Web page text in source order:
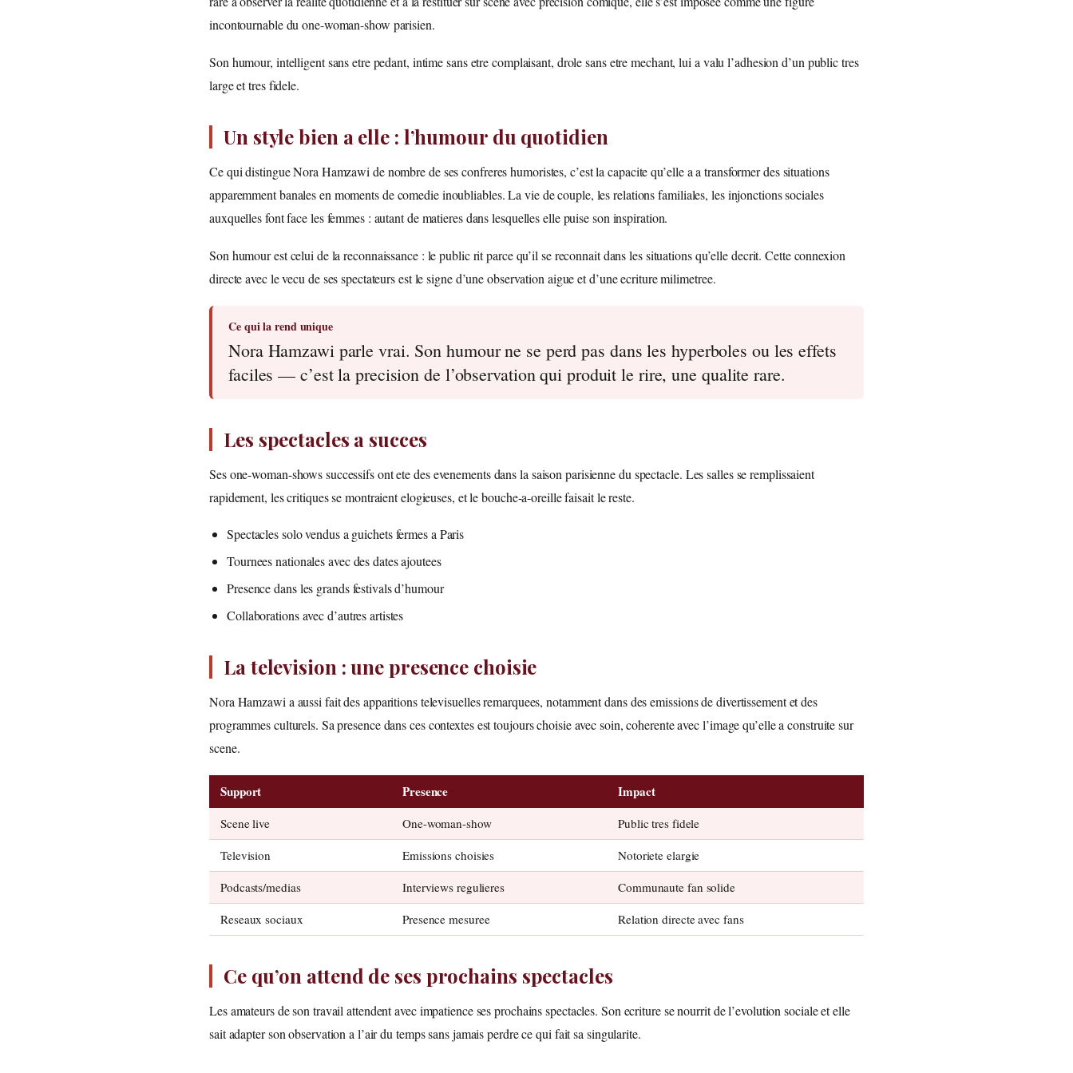
incontournable du one-woman-show parisien.
Son humour, intelligent sans etre pedant, intime sans etre complaisant, drole sans etre mechant, lui a valu l’adhesion d’un public tres
large et tres fidele.
Un style bien a elle : l’humour du quotidien
Ce qui distingue Nora Hamzawi de nombre de ses confreres humoristes, c’est la capacite qu’elle a a transformer des situations
apparemment banales en moments de comedie inoubliables. La vie de couple, les relations familiales, les injonctions sociales
auxquelles font face les femmes : autant de matieres dans lesquelles elle puise son inspiration.
Son humour est celui de la reconnaissance : le public rit parce qu’il se reconnait dans les situations qu’elle decrit. Cette connexion
directe avec le vecu de ses spectateurs est le signe d’une observation aigue et d’une ecriture milimetree.
Ce qui la rend unique
Nora Hamzawi parle vrai. Son humour ne se perd pas dans les hyperboles ou les effets
faciles — c’est la precision de l’observation qui produit le rire, une qualite rare.
Les spectacles a succes
Ses one-woman-shows successifs ont ete des evenements dans la saison parisienne du spectacle. Les salles se remplissaient
rapidement, les critiques se montraient elogieuses, et le bouche-a-oreille faisait le reste.
Spectacles solo vendus a guichets fermes a Paris
Tournees nationales avec des dates ajoutees
Presence dans les grands festivals d’humour
Collaborations avec d’autres artistes
La television : une presence choisie
Nora Hamzawi a aussi fait des apparitions televisuelles remarquees, notamment dans des emissions de divertissement et des
programmes culturels. Sa presence dans ces contextes est toujours choisie avec soin, coherente avec l’image qu’elle a construite sur
scene.
Support Presence Impact
Scene live One-woman-show
Public tres fidele
Television
Emissions choisies
Notoriete elargie
Podcasts/medias
Interviews regulieres
Communaute fan solide
Reseaux sociaux
Presence mesuree Relation directe avec fans
Ce qu’on attend de ses prochains spectacles
Les amateurs de son travail attendent avec impatience ses prochains spectacles. Son ecriture se nourrit de l’evolution sociale et elle
sait adapter son observation a l’air du temps sans jamais perdre ce qui fait sa singularite.